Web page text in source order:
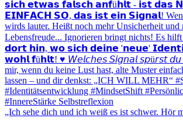
„Ich sehe dich und ich weiß es ist schwer. Hör